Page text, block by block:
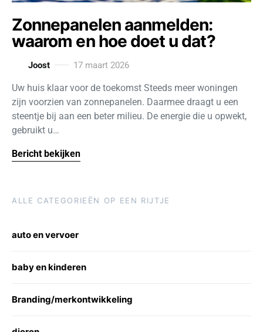
Zonnepanelen aanmelden:
waarom en hoe doet u dat?
Joost 17 maart 2026
Uw huis klaar voor de toekomst Steeds meer woningen
zijn voorzien van zonnepanelen. Daarmee draagt u een
steentje bij aan een beter milieu. De energie die u opwekt,
gebruikt u…
Bericht bekijken
ALLE CATEGORIEËN OP EEN RIJTJE
auto en vervoer
baby en kinderen
Branding/merkontwikkeling